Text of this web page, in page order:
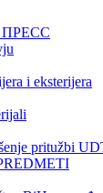
ПРЕСC
i eksterijera
pritužbi